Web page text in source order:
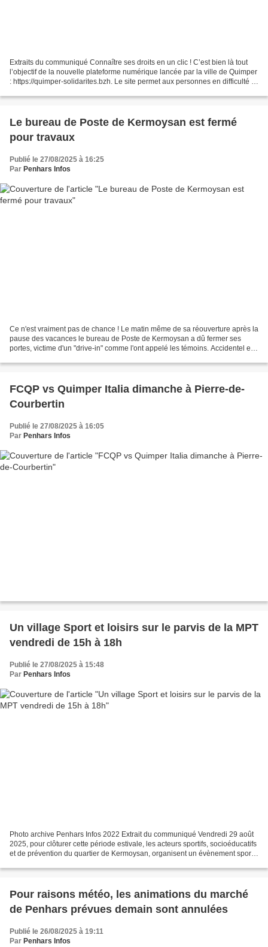
Extraits du communiqué Connaître ses droits en un clic ! C’est bien là tout
l’objectif de la nouvelle plateforme numérique lancée par la ville de Quimper
: https://quimper-solidarites.bzh. Le site permet aux personnes en difficulté et
Le bureau de Poste de Kermoysan est fermé
pour travaux
Publié le 27/08/2025 à 16:25
Par Penhars Infos
Ce n'est vraiment pas de chance ! Le matin même de sa réouverture après la
pause des vacances le bureau de Poste de Kermoysan a dû fermer ses
portes, victime d'un "drive-in" comme l'ont appelé les témoins. Accidentel et
FCQP vs Quimper Italia dimanche à Pierre-de-
Courbertin
Publié le 27/08/2025 à 16:05
Par Penhars Infos
Un village Sport et loisirs sur le parvis de la MPT
vendredi de 15h à 18h
Publié le 27/08/2025 à 15:48
Par Penhars Infos
Photo archive Penhars Infos 2022 Extrait du communiqué Vendredi 29 août
2025, pour clôturer cette période estivale, les acteurs sportifs, socioéducatifs
et de prévention du quartier de Kermoysan, organisent un évènement sportif,
Pour raisons météo, les animations du marché
de Penhars prévues demain sont annulées
Publié le 26/08/2025 à 19:11
Par Penhars Infos